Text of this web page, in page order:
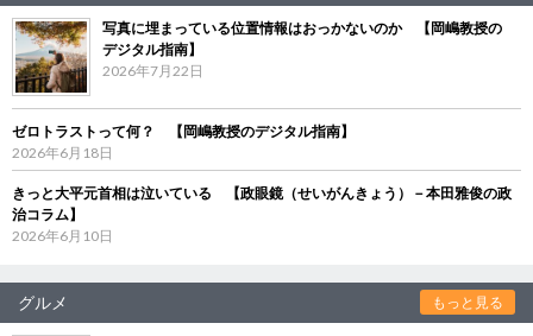
写真に埋まっている位置情報はおっかないのか 【岡嶋教授の
デジタル指南】
2026年7月22日
ゼロトラストって何？ 【岡嶋教授のデジタル指南】
2026年6月18日
きっと大平元首相は泣いている 【政眼鏡（せいがんきょう）－本田雅俊の政
治コラム】
2026年6月10日
グルメ もっと見る